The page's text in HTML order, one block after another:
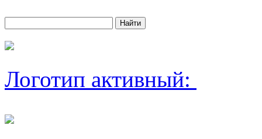
Логотип активный: